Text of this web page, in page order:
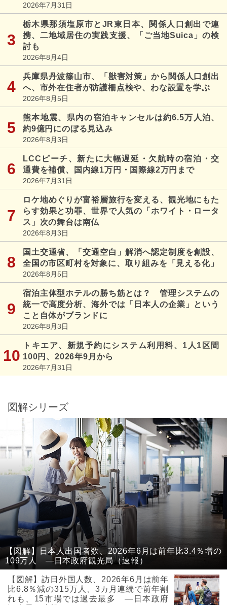
2026年7月31日
栃木県那須塩原市とJR東日本、関係人口創出で連
携、二地域居住の実践支援、「ご当地Suica」の検
討も
2026年8月4日
兵庫県丹波篠山市、「獣害対策」から関係人口創出
へ、市外在住者が防護柵点検や、わな設置を学ぶ
2026年8月5日
熊本地震、県内の宿泊キャンセルは約6.5万人泊、
約9億円にのぼる見込み
2026年8月3日
LCCピーチ、新たに大幅遅延・欠航時の宿泊・交
通費を補償、国内線1万円・国際線2万円まで
2026年7月31日
ロケ地めぐりが富裕層旅行を変える、観光地にもた
らす効果と功罪、世界で人気の「ホワイト・ロータ
ス」次の舞台は南仏
2026年8月3日
国土交通省、「交通空白」解消へ認定制度を創設、
全国の市区町村を対象に、取り組みを「見える化」
2026年8月5日
宿泊主体型ホテルの勝ち筋とは？ 管理システムの
統一で高度分析、海外では「日本人の企業」という
こと自体がブランドに
2026年8月3日
トキエア、新規予約にシステム利用料、1人1区間
100円、2026年9月から
2026年7月31日
図解シリーズ
【図解】日本人出国者数、2026年6月は前年比3.4％増の
109万人 ―日本政府観光局（速報）
【図解】訪日外国人数、2026年6月は前年
比6.8％減の315万人、3カ月連続で前年割
れも、15市場では過去最多 ―日本政府